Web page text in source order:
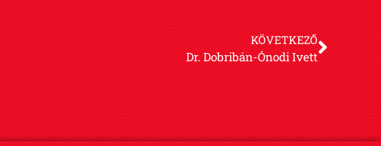
KÖVETKEZŐ
Dr. Dobribán-Ónodi Ivett